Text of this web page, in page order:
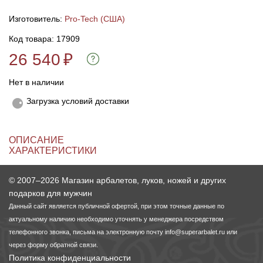
Изготовитель: Pro-Tech (США)
Код товара: 17909
26 540₽
Нет в наличии
Загрузка условий доставки
ОПИСАНИЕ
ХАРАКТЕРИСТИКИ
© 2007–2026 Магазин арбалетов, луков, ножей и других
подарков для мужчин
Данный сайт является публичной офертой, при этом точные данные по
актуальному наличию необходимо уточнять у менеджера посредством
телефонного звонка, письма на электронную почту info@superarbalet.ru или
через форму обратной связи.
Политика конфиденциальности
Полочки для лука
Кликеры для лука
Киссеры для лука
Ножи складные